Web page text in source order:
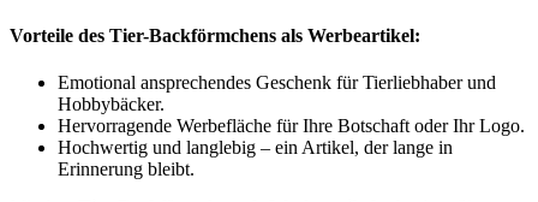
Vorteile des Tier-Backförmchens als Werbeartikel:
Emotional ansprechendes Geschenk für Tierliebhaber und
Hobbybäcker.
Hervorragende Werbefläche für Ihre Botschaft oder Ihr Logo.
Hochwertig und langlebig – ein Artikel, der lange in
Erinnerung bleibt.